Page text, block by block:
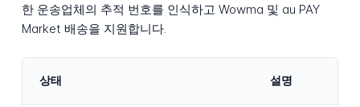
한 운송업체의 추적 번호를 인식하고 Wowma 및 au PAY
Market 배송을 지원합니다.
상태 설명